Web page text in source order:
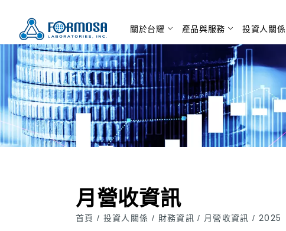
關於台耀 產品與服務 投資人關係
月營收資訊
首頁/ 投資人關係 / 財務資訊/ 月營收資訊/ 2025